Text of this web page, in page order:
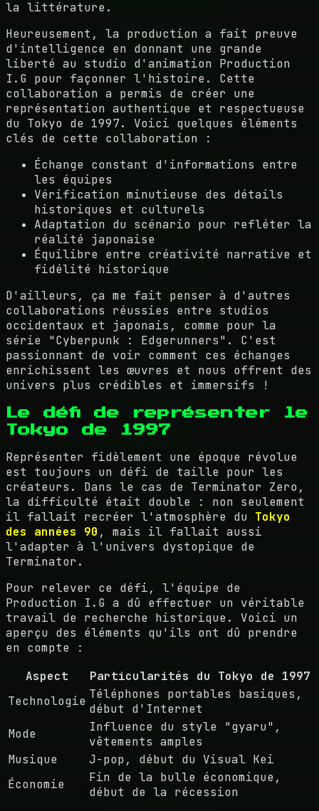
la littérature.
Heureusement, la production a fait preuve
d'intelligence en donnant une grande
liberté au studio d'animation Production
I.G pour façonner l'histoire. Cette
collaboration a permis de créer une
représentation authentique et respectueuse
du Tokyo de 1997. Voici quelques éléments
clés de cette collaboration :
Échange constant d'informations entre
les équipes
Vérification minutieuse des détails
historiques et culturels
Adaptation du scénario pour refléter la
réalité japonaise
Équilibre entre créativité narrative et
fidélité historique
D'ailleurs, ça me fait penser à d'autres
collaborations réussies entre studios
occidentaux et japonais, comme pour la
série "Cyberpunk : Edgerunners". C'est
passionnant de voir comment ces échanges
enrichissent les œuvres et nous offrent des
univers plus crédibles et immersifs !
Le défi de représenter le
Tokyo de 1997
Représenter fidèlement une époque révolue
est toujours un défi de taille pour les
créateurs. Dans le cas de Terminator Zero,
la difficulté était double : non seulement
il fallait recréer l'atmosphère du Tokyo
des années 90 , mais il fallait aussi
l'adapter à l'univers dystopique de
Terminator.
Pour relever ce défi, l'équipe de
Production I.G a dû effectuer un véritable
travail de recherche historique. Voici un
aperçu des éléments qu'ils ont dû prendre
en compte :
Aspect
Particularités du Tokyo de 1997
Technologie Téléphones portables basiques,
début d'Internet
Mode
Influence du style "gyaru",
vêtements amples
Musique
J-pop, début du Visual Kei
Économie
Fin de la bulle économique,
début de la récession